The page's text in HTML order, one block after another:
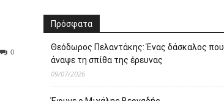
0
Πρόσφατα
Θεόδωρος Πελαντάκης: Ένας δάσκαλος που
άναψε τη σπίθα της έρευνας
09/07/2026